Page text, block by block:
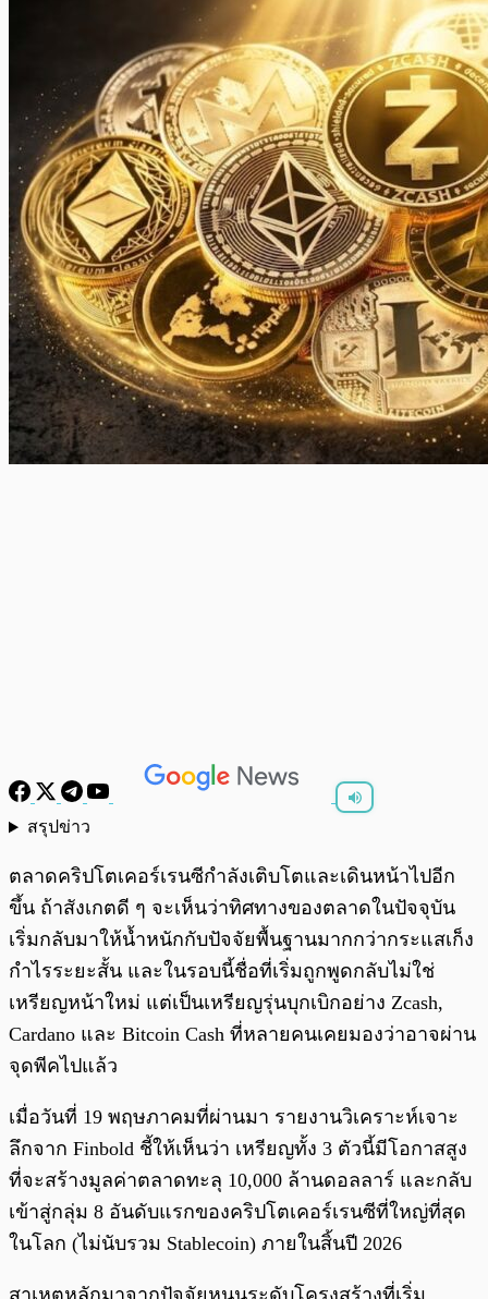
สรุปข่าว
ตลาดคริปโตเคอร์เรนซีกำลังเติบโตและเดินหน้าไปอีก
ขึ้น ถ้าสังเกตดี ๆ จะเห็นว่าทิศทางของตลาดในปัจจุบัน
เริ่มกลับมาให้น้ำหนักกับปัจจัยพื้นฐานมากกว่ากระแสเก็ง
กำไรระยะสั้น และในรอบนี้ชื่อที่เริ่มถูกพูดกลับไม่ใช่
เหรียญหน้าใหม่ แต่เป็นเหรียญรุ่นบุกเบิกอย่าง Zcash,
Cardano และ Bitcoin Cash ที่หลายคนเคยมองว่าอาจผ่าน
จุดพีคไปแล้ว
เมื่อวันที่ 19 พฤษภาคมที่ผ่านมา รายงานวิเคราะห์เจาะ
ลึกจาก Finbold ชี้ให้เห็นว่า เหรียญทั้ง 3 ตัวนี้มีโอกาสสูง
ที่จะสร้างมูลค่าตลาดทะลุ 10,000 ล้านดอลลาร์ และกลับ
เข้าสู่กลุ่ม 8 อันดับแรกของคริปโตเคอร์เรนซีที่ใหญ่ที่สุด
ในโลก (ไม่นับรวม Stablecoin) ภายในสิ้นปี 2026